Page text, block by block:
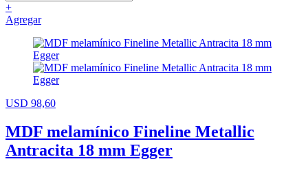
+
Agregar
USD 98,60
MDF melamínico Fineline Metallic
Antracita 18 mm Egger